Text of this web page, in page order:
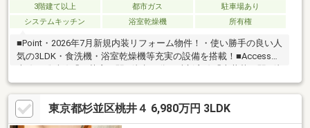
3階建て以上 都市ガス
駐車場あり
システムキッチン
浴室乾燥機 所有権
■Point・2026年7月新規内装リフォーム物件！・使い勝手の良い人
気の3LDK・食洗機・浴室乾燥機等充実の設備を搭載！■Access中
歩18分■Reformシステムキッチン、ユニットバス、トイレ、洗面
化粧台、フローリング、クロス、建具、給排水管、給湯器、下足
入、ハウスクリーニングなどコンビニ・スーパー、小・中学校、
保育園、公園が徒歩10分圏内に揃っており、日常生活や子育てに
東京都杉並区桃井４ 6,980万円 3LDK